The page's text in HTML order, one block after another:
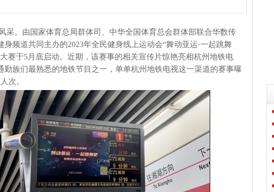
采。由国家体育总局群体司、中华全国体育总会群体部联合华数传
身频道共同主办的2023年全民健身线上运动会“舞动亚运·一起跳舞
赛于5月底启动。近期，该赛事的相关宣传片惊艳亮相杭州地铁电
勤族们最熟悉的地铁节目之一，单单杭州地铁电视这一渠道的赛事曝
次。